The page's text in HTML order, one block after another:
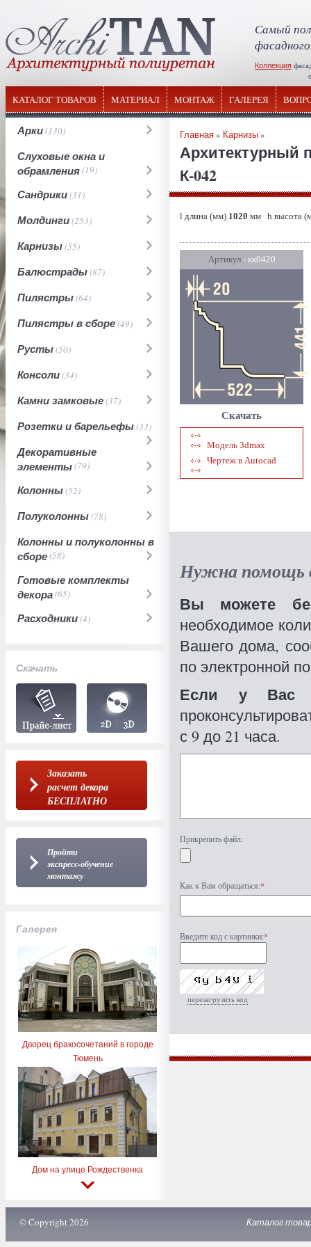
Самый
Коллекция
КАТАЛОГ ТОВАРОВ МАТЕРИАЛ МОНТАЖ ГАЛЕРЕЯ
Арки(130)
Слуховые окна и
обрамления(19)
Сандрики(31)
Молдинги(253)
Карнизы(55)
Балюстрады(87)
Пилястры(64)
Пилястры в сборе(49)
Русты(50)
Консоли(34)
Камни замковые(37)
Розетки и барельефы(33)
Декоративные
элементы(79)
Колонны(52)
Полуколонны(78)
Колонны и полуколонны в
сборе(58)
Готовые комплекты
декора(65)
Расходники(4)
Скачать
Заказать
расчет декора
БЕСПЛАТНО
Пройти
экспресс-обучение
монтажу
Галерея
Дворец бракосочетаний в городе
Тюмень
Дом на улице Рождественка
Главная» Карнизы»
Архитектурный
К-042
l длина (мм) 1020 мм h высота
Артикул- кк0420
Скачать
Модель 3dmax
Чертеж в Autocad
Нужна помощь
Вы можете
необходимое
Вашего дома,
по электронной
Если у Вас
с 9 до 21 часа.
Прикрепить файл:
Как к Вам обращаться:*
Введите код с картинки:*
перезагрузить код
© Copyright 2026 Каталог